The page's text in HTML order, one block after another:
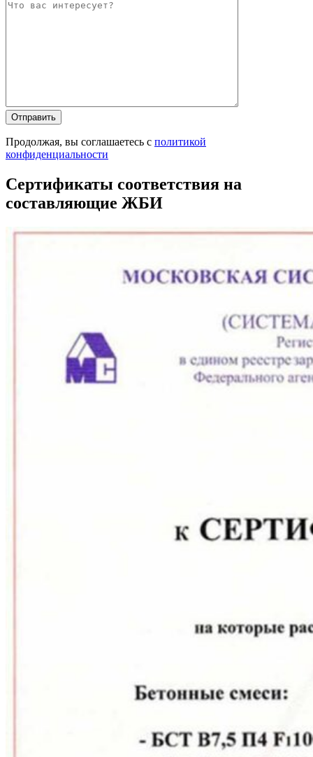
Продолжая, вы соглашаетесь с политикой
конфиденциальности
Сертификаты соответствия на
составляющие ЖБИ